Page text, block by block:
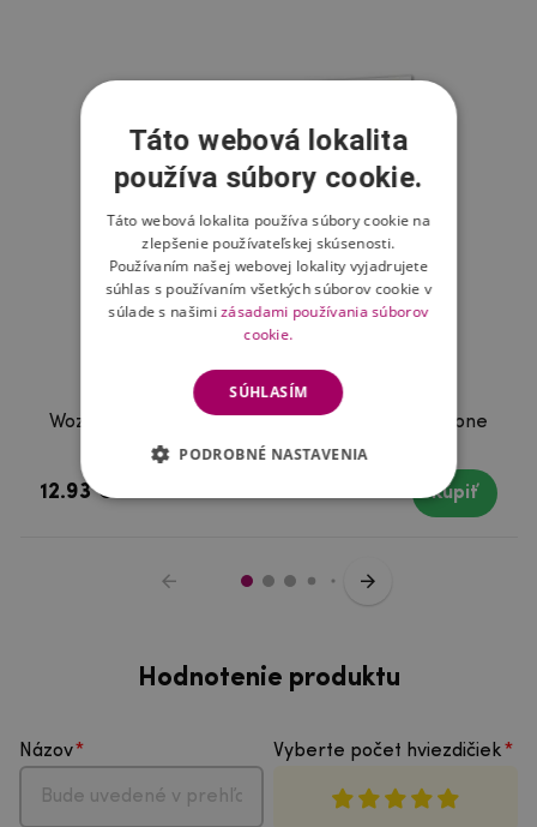
Wozinsky celoplošné tvrdené sklo na mobil iPhone
12/12 Pro - čierne
12.93 € Kúpiť
Hodnotenie produktu
Názov Vyberte počet hviezdičiek
Táto webová lokalita
používa súbory cookie.
Táto webová lokalita používa súbory cookie na
zlepšenie používateľskej skúsenosti.
Používaním našej webovej lokality vyjadrujete
súhlas s používaním všetkých súborov cookie v
súlade s našimizásadami používania súborov
cookie.
SÚHLASÍM
PODROBNÉ NASTAVENIA